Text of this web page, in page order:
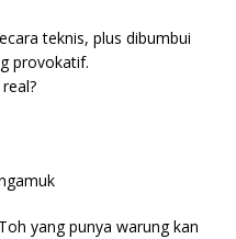
teknis, plus dibumbui
provokatif.
yang punya warung kan